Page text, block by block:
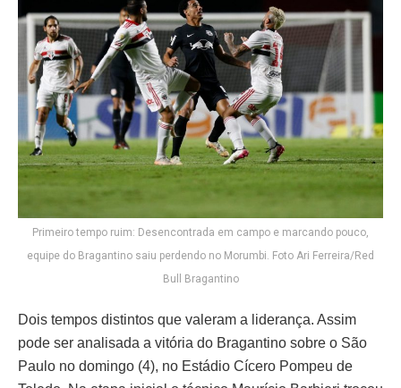
Primeiro tempo ruim: Desencontrada em campo e marcando pouco,
equipe do Bragantino saiu perdendo no Morumbi. Foto Ari Ferreira/Red
Bull Bragantino
Dois tempos distintos que valeram a liderança. Assim
pode ser analisada a vitória do Bragantino sobre o São
Paulo no domingo (4), no Estádio Cícero Pompeu de